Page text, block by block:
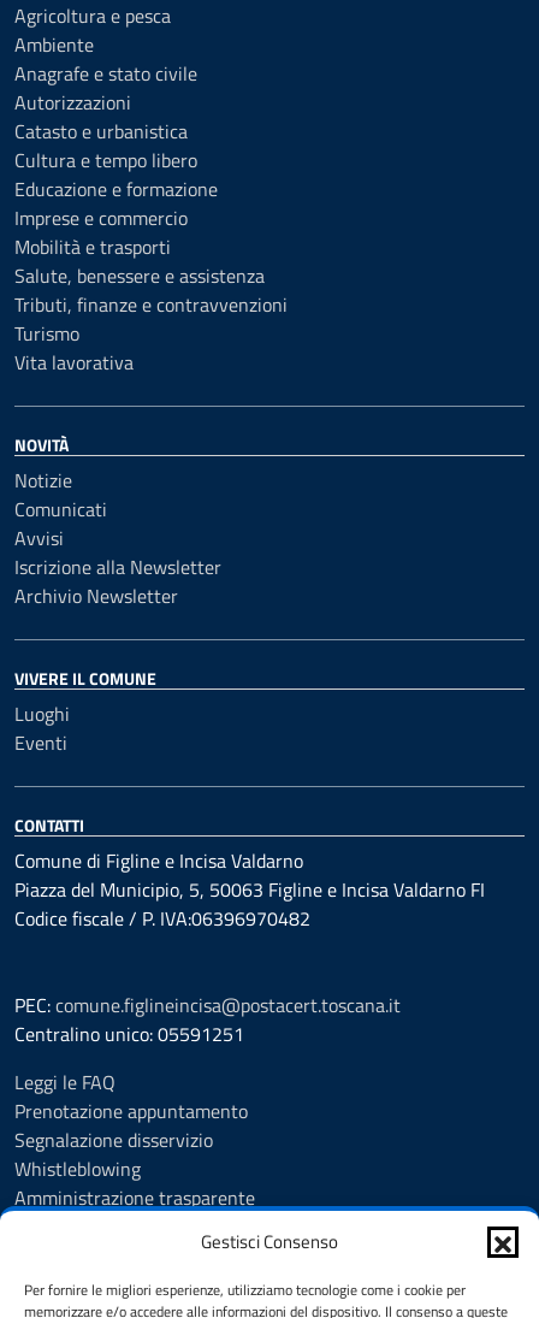
Gestisci Consenso
Per fornire le migliori esperienze, utilizziamo tecnologie come i cookie per
memorizzare e/o accedere alle informazioni del dispositivo. Il consenso a queste
Agricoltura e pesca
Ambiente
Anagrafe e stato civile
Autorizzazioni
Catasto e urbanistica
Cultura e tempo libero
Educazione e formazione
Imprese e commercio
Mobilità e trasporti
Salute, benessere e assistenza
Tributi, finanze e contravvenzioni
Turismo
Vita lavorativa
NOVITÀ
Notizie
Comunicati
Avvisi
Iscrizione alla Newsletter
Archivio Newsletter
VIVERE IL COMUNE
Luoghi
Eventi
CONTATTI
Comune di Figline e Incisa Valdarno
Piazza del Municipio, 5, 50063 Figline e Incisa Valdarno FI
Codice fiscale / P. IVA:06396970482
PEC:comune.figlineincisa@postacert.toscana.it
Centralino unico: 05591251
Leggi le FAQ
Prenotazione appuntamento
Segnalazione disservizio
Whistleblowing
Amministrazione trasparente
Albo Pretorio